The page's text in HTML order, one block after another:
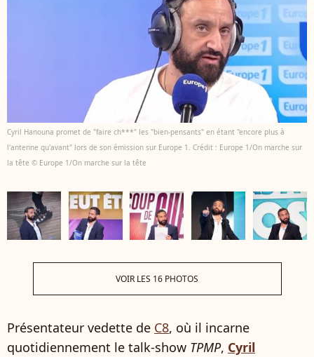
Cyril Hanouna promet de "faire ch***" les "bien-pensants" en étant "encore plus à
l'antenne qu'avant" lors de son émission sur Europe 1. Crédit : Europe 1/On marche sur
la tête © Europe 1/On marche sur la tête
VOIR LES 16 PHOTOS
Présentateur vedette de C8, où il incarne
quotidiennement le talk-show TPMP, Cyril